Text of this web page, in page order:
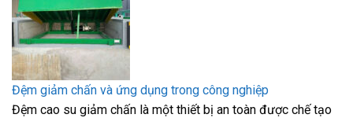
Đệm giảm chấn và ứng dụng trong công nghiệp
Đệm cao su giảm chấn là một thiết bị an toàn được chế tạo